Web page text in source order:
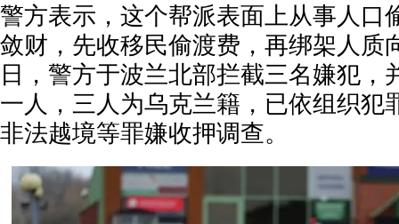
警方表示，这个帮派表面上从事人口
敛财，先收移民偷渡费，再绑架人质
日，警方于波兰北部拦截三名嫌犯，
一人，三人为乌克兰籍，已依组织犯
非法越境等罪嫌收押调查。